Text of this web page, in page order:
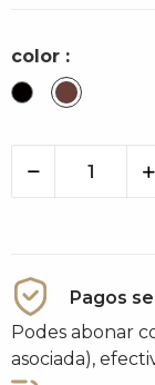
color :
NegroCacao
Pagos
Podes abonar
asociada),